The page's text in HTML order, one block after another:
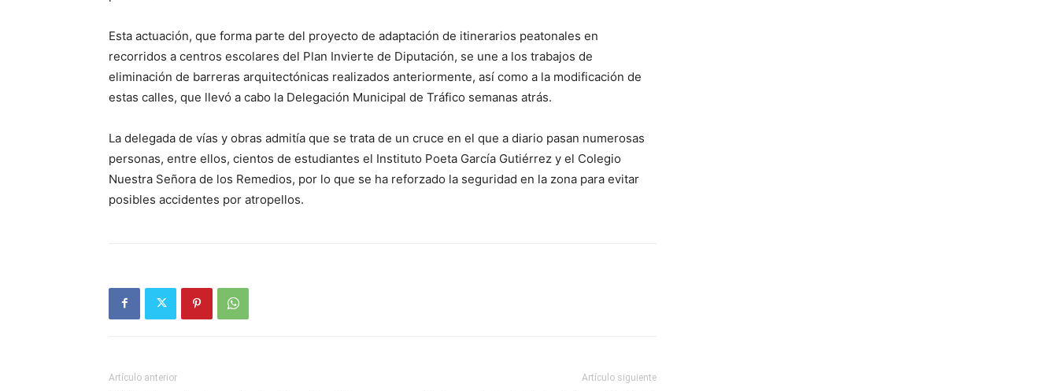
Esta actuación, que forma parte del proyecto de adaptación de itinerarios peatonales en
recorridos a centros escolares del Plan Invierte de Diputación, se une a los trabajos de
eliminación de barreras arquitectónicas realizados anteriormente, así como a la modificación de
estas calles, que llevó a cabo la Delegación Municipal de Tráfico semanas atrás.
La delegada de vías y obras admitía que se trata de un cruce en el que a diario pasan numerosas
personas, entre ellos, cientos de estudiantes el Instituto Poeta García Gutiérrez y el Colegio
Nuestra Señora de los Remedios, por lo que se ha reforzado la seguridad en la zona para evitar
posibles accidentes por atropellos.
Artículo anterior Artículo siguiente